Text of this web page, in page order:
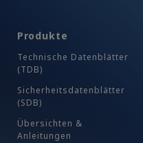
Produkte
Technische Datenblätter
(TDB)
Sicherheits​datenblätter
(SDB)
Übersichten &
Anleitungen